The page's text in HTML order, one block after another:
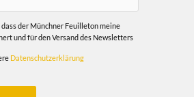
der Münchner Feuilleton meine
und für den Versand des Newsletters
Datenschutzerklärung